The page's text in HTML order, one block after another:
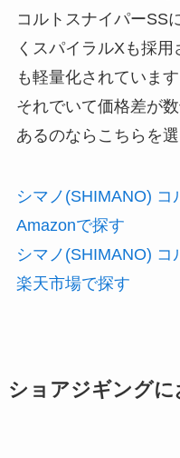
コルトスナイパーSS
くスパイラルXも採
も軽量化されています
それでいて価格差が
あるのならこちらを
シマノ(SHIMANO) コ
Amazonで探す
シマノ(SHIMANO) コ
楽天市場で探す
ショアジギングに